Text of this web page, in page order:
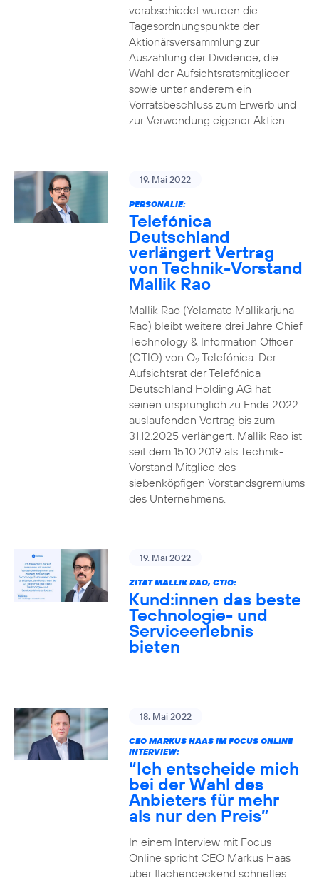
verabschiedet wurden die
Tagesordnungspunkte der
Aktionärsversammlung zur
Auszahlung der Dividende, die
Wahl der Aufsichtsratsmitglieder
sowie unter anderem ein
Vorratsbeschluss zum Erwerb und
zur Verwendung eigener Aktien.
19. Mai 2022
PERSONALIE:
Telefónica
Deutschland
verlängert Vertrag
von Technik-Vorstand
Mallik Rao
Mallik Rao (Yelamate Mallikarjuna
Rao) bleibt weitere drei Jahre Chief
Technology & Information Officer
(CTIO) von O2Telefónica. Der
Aufsichtsrat der Telefónica
Deutschland Holding AG hat
seinen ursprünglich zu Ende 2022
auslaufenden Vertrag bis zum
31.12.2025 verlängert. Mallik Rao ist
seit dem 15.10.2019 als Technik-
Vorstand Mitglied des
siebenköpfigen Vorstandsgremiums
des Unternehmens.
19. Mai 2022
ZITAT MALLIK RAO, CTIO:
Kund:innen das beste
Technologie- und
Serviceerlebnis
bieten
18. Mai 2022
CEO MARKUS HAAS IM FOCUS ONLINE
INTERVIEW:
“Ich entscheide mich
bei der Wahl des
Anbieters für mehr
als nur den Preis”
In einem Interview mit Focus
Online spricht CEO Markus Haas
über flächendeckend schnelles